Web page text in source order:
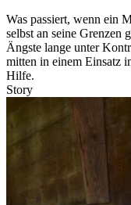
Was passiert, wenn ein
selbst an seine Grenzen
Ängste lange unter
mitten in einem Einsatz
Hilfe.
Story